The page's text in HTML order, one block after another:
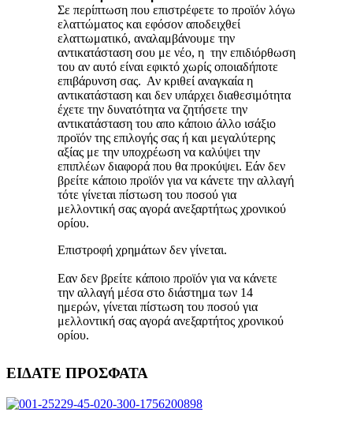
Σε περίπτωση που επιστρέφετε το προϊόν λόγω
ελαττώματος και εφόσον αποδειχθεί
ελαττωματικό, αναλαμβάνουμε την
αντικατάσταση σου με νέο, η την επιδιόρθωση
του αν αυτό είναι εφικτό χωρίς οποιαδήποτε
επιβάρυνση σας. Αν κριθεί αναγκαία η
αντικατάσταση και δεν υπάρχει διαθεσιμότητα
έχετε την δυνατότητα να ζητήσετε την
αντικατάσταση του απο κάποιο άλλο ισάξιο
προϊόν της επιλογής σας ή και μεγαλύτερης
αξίας με την υποχρέωση να καλύψει την
επιπλέων διαφορά που θα προκύψει. Εάν δεν
βρείτε κάποιο προϊόν για να κάνετε την αλλαγή
τότε γίνεται πίστωση του ποσού για
μελλοντική σας αγορά ανεξαρτήτως χρονικού
ορίου.
Επιστροφή χρημάτων δεν γίνεται.
Εαν δεν βρείτε κάποιο προϊόν για να κάνετε
την αλλαγή μέσα στο διάστημα των 14
ημερών, γίνεται πίστωση του ποσού για
μελλοντική σας αγορά ανεξαρτήτος χρονικού
ορίου.
ΕΙΔΑΤΕ ΠΡΟΣΦΑΤΑ